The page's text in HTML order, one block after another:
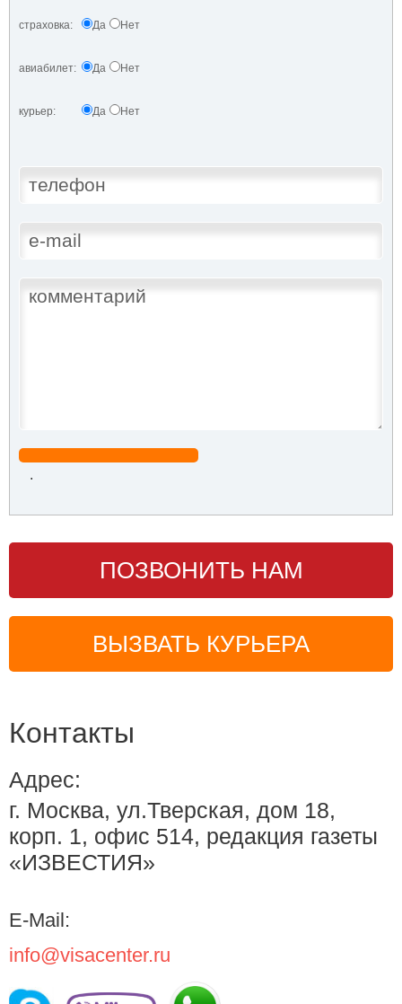
страховка: Да Нет
авиабилет: Да Нет
курьер: Да Нет
.
ПОЗВОНИТЬ НАМ
ВЫЗВАТЬ КУРЬЕРА
Контакты
Адрес:
г. Москва, ул.Тверская, дом 18,
корп. 1, офис 514, редакция газеты
«ИЗВЕСТИЯ»
E-Mail:
info@visacenter.ru